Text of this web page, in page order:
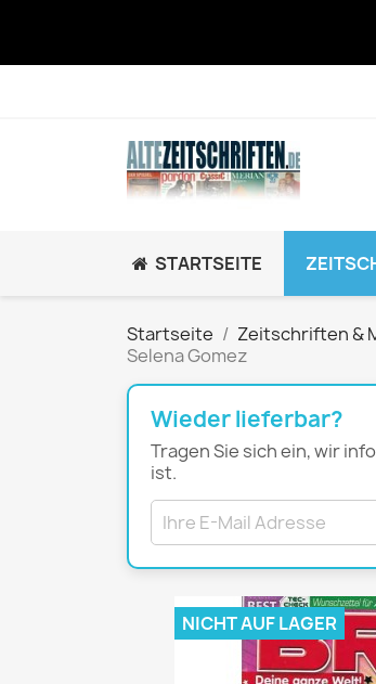
STARTSEITE
Startseite Zeitschriften &
Selena Gomez
Wieder lieferbar?
Tragen Sie sich ein, wir
ist.
NICHT AUF LAGER